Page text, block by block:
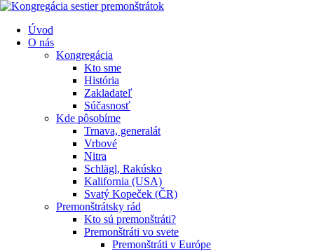
Úvod
O nás
Kongregácia
Kto sme
História
Zakladateľ
Súčasnosť
Kde pôsobíme
Trnava, generalát
Vrbové
Nitra
Schlägl, Rakúsko
Kalifornia (USA)
Svatý Kopeček (ČR)
Premonštrátsky rád
Kto sú premonštráti?
Premonštráti vo svete
Premonštráti v Európe